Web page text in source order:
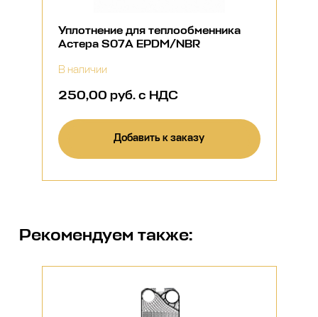
Уплотнение для теплообменника
Астера S07A EPDM/NBR
В наличии
250,00 руб. с НДС
Добавить к заказу
Рекомендуем также: